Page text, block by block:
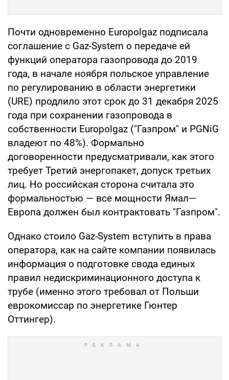
Почти одновременно Europolgaz подписала
соглашение с Gaz-System о передаче ей
функций оператора газопровода до 2019
года, в начале ноября польское управление
по регулированию в области энергетики
(URE) продлило этот срок до 31 декабря 2025
года при сохранении газопровода в
собственности Europolgaz ("Газпром" и PGNiG
владеют по 48%). Формально
договоренности предусматривали, как этого
требует Третий энергопакет, допуск третьих
лиц. Но российская сторона считала это
формальностью — все мощности Ямал—
Европа должен был контрактовать "Газпром".
Однако стоило Gaz-System вступить в права
оператора, как на сайте компании появилась
информация о подготовке свода единых
правил недискриминационного доступа к
трубе (именно этого требовал от Польши
еврокомиссар по энергетике Гюнтер
Оттингер).